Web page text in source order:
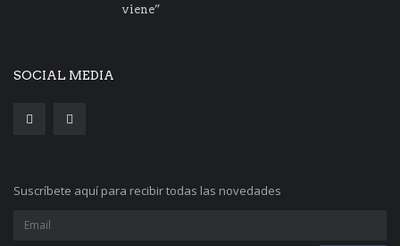
viene”
SOCIAL MEDIA
Suscríbete aquí para recibir todas las novedades